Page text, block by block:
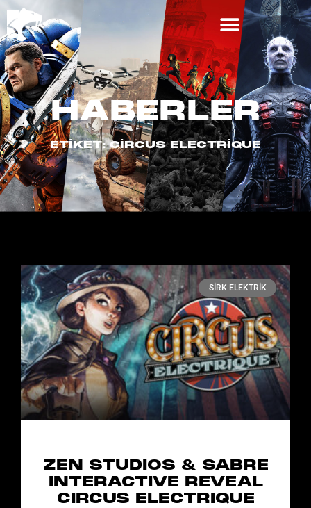
HABERLER
ETIKET: CIRCUS ELECTRIQUE
SIRK ELEKTRIK
ZEN STUDIOS & SABRE
INTERACTIVE REVEAL
CIRCUS ELECTRIQUE